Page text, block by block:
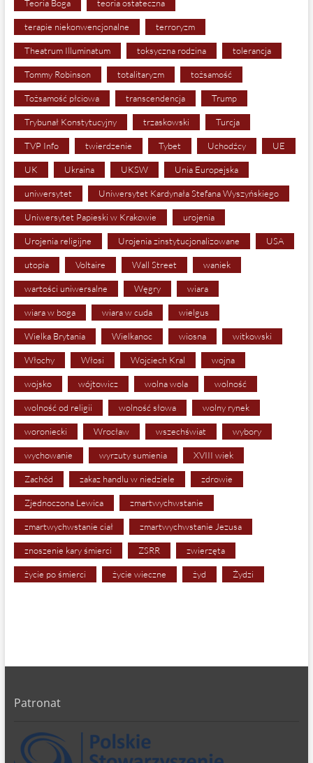
Teoria Boga teoria ostateczna
terapie niekonwencjonalne terroryzm
Theatrum Illuminatum toksyczna rodzina tolerancja
Tommy Robinson totalitaryzm tożsamość
Tożsamość płciowa transcendencja Trump
Trybunał Konstytucyjny trzaskowski Turcja
TVP Info twierdzenie Tybet Uchodźcy UE
UK Ukraina UKSW Unia Europejska
uniwersytet Uniwersytet Kardynała Stefana Wyszyńskiego
Uniwersytet Papieski w Krakowie urojenia
Urojenia religijne Urojenia zinstytucjonalizowane USA
utopia Voltaire Wall Street waniek
wartości uniwersalne Węgry wiara
wiara w boga wiara w cuda wielgus
Wielka Brytania Wielkanoc wiosna witkowski
Włochy Włosi Wojciech Kral wojna
wojsko wójtowicz wolna wola wolność
wolność od religii wolność słowa wolny rynek
woroniecki Wrocław wszechświat wybory
wychowanie wyrzuty sumienia XVIII wiek
Zachód zakaz handlu w niedziele zdrowie
Zjednoczona Lewica zmartwychwstanie
zmartwychwstanie ciał zmartwychwstanie Jezusa
znoszenie kary śmierci ZSRR zwierzęta
życie po śmierci życie wieczne żyd Żydzi
Patronat